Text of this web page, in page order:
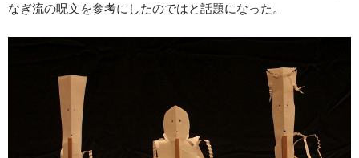
なぎ流の呪文を参考にしたのではと話題になった。